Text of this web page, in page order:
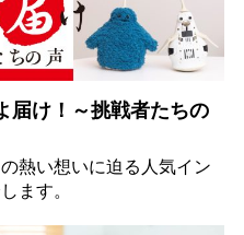
届け！～挑戦者たちの
熱い想いに迫る人気イン
ます。